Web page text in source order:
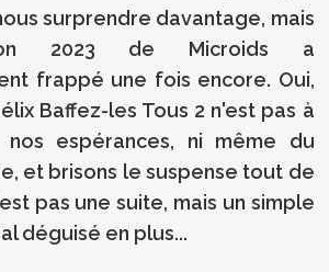
surprendre davantage, mais
2023 de Microids a
frappé une fois encore. Oui,
Baffez-les Tous 2 n'est pas à
espérances, ni même du
et brisons le suspense tout de
pas une suite, mais un simple
déguisé en plus...